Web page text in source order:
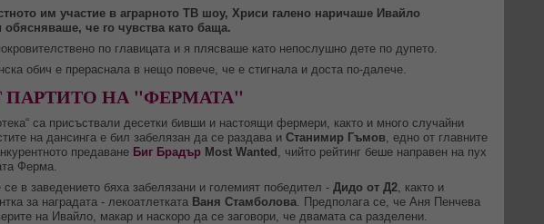
им участие в аграрното ТВ шоу, Хриси галено наричаше Ивайло
обясняваше, че го чувства като баща.
по главицата и я плясваше като непослушно дете по дупето.
обич е прераснала в нещо повече, че е стигнала и доста по-далече.
НА "ФЕРМАТА"
са присъствали десетки бивши и настоящи фермери, както и много случайни
на дансинга е бил забелязан да се раздава и Станимир Гъмов, едно от главните
предаване Биг Брадър Most Wanted , чийто рейтинг беше направен на пух
Ферма.
в заведението бяха забелязани и големият победител - Дидо от Д2, както и
за наградата - лекоатлетката Ваня Стамболова. Предполага се, че Аня Пенчева
на Ивайло, макар и наскоро да се заговори, че двамата са разделени.